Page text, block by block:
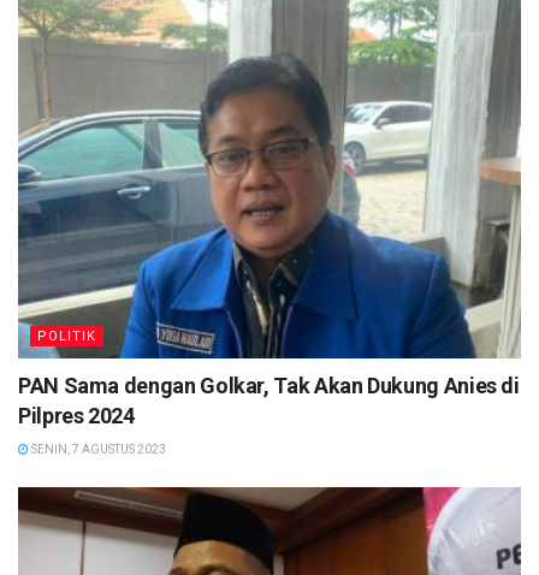
POLITIK
PAN Sama dengan Golkar, Tak Akan Dukung Anies di
Pilpres 2024
SENIN, 7 AGUSTUS 2023